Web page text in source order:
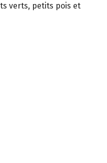
verts, petits pois et